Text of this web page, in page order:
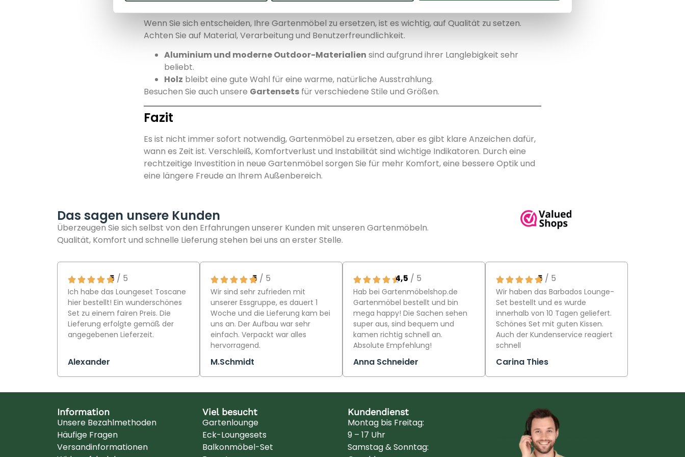
Wenn Sie sich entscheiden, Ihre Gartenmöbel zu ersetzen, ist es wichtig, auf Qualität zu setzen.
Achten Sie auf Material, Verarbeitung und Benutzerfreundlichkeit.
Aluminium und moderne Outdoor-Materialien sind aufgrund ihrer Langlebigkeit sehr
beliebt.
Holz bleibt eine gute Wahl für eine warme, natürliche Ausstrahlung.
Besuchen Sie auch unsere Gartensets für verschiedene Stile und Größen.
Fazit
Es ist nicht immer sofort notwendig, Gartenmöbel zu ersetzen, aber es gibt klare Anzeichen dafür,
wann es Zeit ist. Verschleiß, Komfortverlust und Instabilität sind wichtige Indikatoren. Durch eine
rechtzeitige Investition in neue Gartenmöbel sorgen Sie für mehr Komfort, eine bessere Optik und
eine längere Freude an Ihrem Außenbereich.
Das sagen unsere Kunden
Überzeugen Sie sich selbst von den Erfahrungen unserer Kunden mit unseren Gartenmöbeln.
Qualität, Komfort und schnelle Lieferung stehen bei uns an erster Stelle.
5 / 5
Ich habe das Loungeset Toscane
hier bestellt! Ein wunderschönes
Set zu einem fairen Preis. Die
Lieferung erfolgte gemäß der
angegebenen Lieferzeit.
Alexander
5 / 5
Wir sind sehr zufrieden mit
unserer Essgruppe, es dauert 1
Woche und die Lieferung kam bei
uns an. Der Aufbau war sehr
einfach. Verpackt war alles
hervorragend.
M.Schmidt
4,5 / 5
Hab bei Gartenmöbelshop.de
Gartenmöbel bestellt und bin
mega happy! Die Sachen sehen
super aus, sind bequem und
kamen richtig schnell an.
Absolute Empfehlung!
Anna Schneider
5 / 5
Wir haben das Barbados Lounge-
Set bestellt und es wurde
innerhalb von 10 Tagen geliefert.
Schönes Set mit guten Kissen.
Auch der Kundenservice reagiert
schnell
Carina Thies
Information
Unsere Bezahlmethoden
Häufige Fragen
Versandinformationen
Viel besucht
Gartenlounge
Eck-Loungesets
Balkonmöbel-Set
Kundendienst
Montag bis Freitag:
9 – 17 Uhr
Samstag & Sonntag: